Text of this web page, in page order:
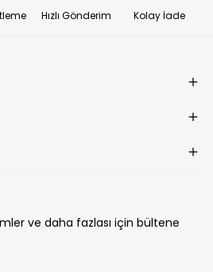
Hızlı Gönderim Kolay İade
ve daha fazlası için bültene